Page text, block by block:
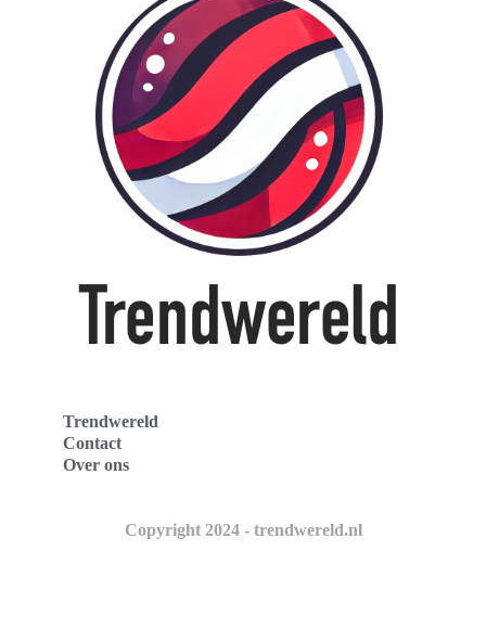
Trendwereld
Contact
Over ons
Copyright 2024 - trendwereld.nl